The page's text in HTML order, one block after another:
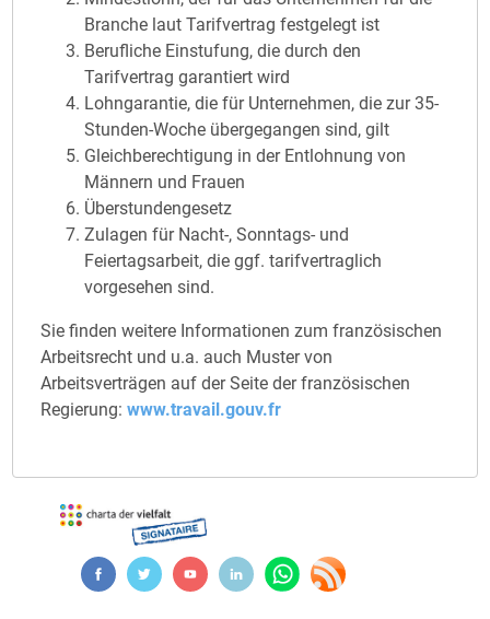
Branche laut Tarifvertrag festgelegt ist
Berufliche Einstufung, die durch den
Tarifvertrag garantiert wird
Lohngarantie, die für Unternehmen, die zur 35-
Stunden-Woche übergegangen sind, gilt
Gleichberechtigung in der Entlohnung von
Männern und Frauen
Überstundengesetz
Zulagen für Nacht-, Sonntags- und
Feiertagsarbeit, die ggf. tarifvertraglich
vorgesehen sind.
Sie finden weitere Informationen zum französischen
Arbeitsrecht und u.a. auch Muster von
Arbeitsverträgen auf der Seite der französischen
Regierung:www.travail.gouv.fr